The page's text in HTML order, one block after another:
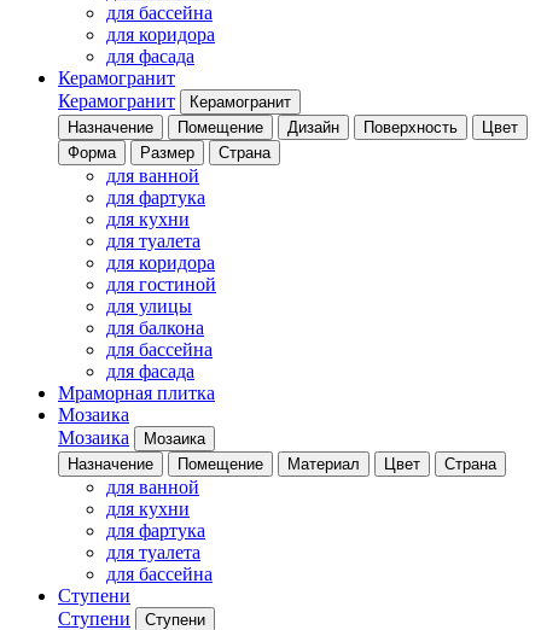
для бассейна
для коридора
для фасада
Керамогранит
Керамогранит
Керамогранит
Назначение
Помещение Дизайн Поверхность
Цвет
Форма
Размер Страна
для ванной
для фартука
для кухни
для туалета
для коридора
для гостиной
для улицы
для балкона
для бассейна
для фасада
Мраморная плитка
Мозаика
Мозаика
Мозаика
Назначение
Помещение Материал Цвет Страна
для ванной
для кухни
для фартука
для туалета
для бассейна
Ступени
Ступени
Ступени